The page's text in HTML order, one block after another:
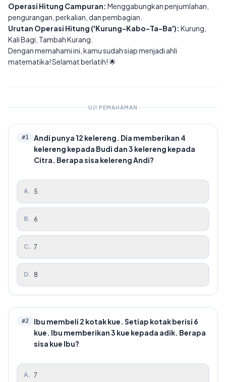
Operasi Hitung Campuran: Menggabungkan penjumlahan,
pengurangan, perkalian, dan pembagian.
Urutan Operasi Hitung ('Kurung-Kabo-Ta-Ba'): Kurung,
Kali Bagi, Tambah Kurang.
Dengan memahami ini, kamu sudah siap menjadi ahli
matematika! Selamat berlatih! 🌟
UJI PEMAHAMAN
#1
Andi punya 12 kelereng. Dia memberikan 4
kelereng kepada Budi dan 3 kelereng kepada
Citra. Berapa sisa kelereng Andi?
A. 5
B. 6
C. 7
D. 8
#2
Ibu membeli 2 kotak kue. Setiap kotak berisi 6
kue. Ibu memberikan 3 kue kepada adik. Berapa
sisa kue Ibu?
A. 7